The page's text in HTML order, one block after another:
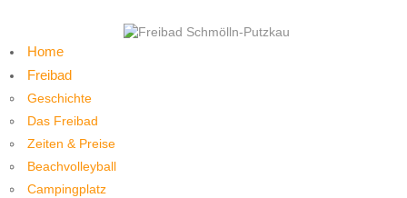
Home
Freibad
Geschichte
Das Freibad
Zeiten & Preise
Beachvolleyball
Campingplatz